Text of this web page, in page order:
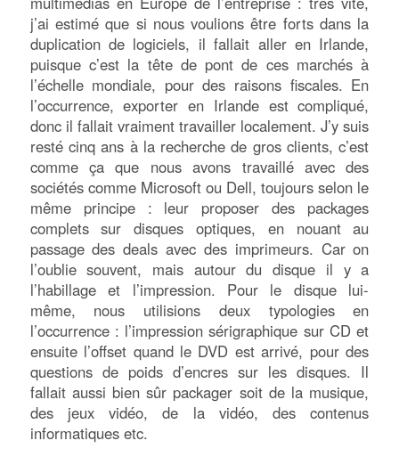
j’ai estimé que si nous voulions être forts dans la
duplication de logiciels, il fallait aller en Irlande,
puisque c’est la tête de pont de ces marchés à
l’échelle mondiale, pour des raisons fiscales. En
l’occurrence, exporter en Irlande est compliqué,
donc il fallait vraiment travailler localement. J’y suis
resté cinq ans à la recherche de gros clients, c’est
comme ça que nous avons travaillé avec des
sociétés comme Microsoft ou Dell, toujours selon le
même principe : leur proposer des packages
complets sur disques optiques, en nouant au
passage des deals avec des imprimeurs. Car on
l’oublie souvent, mais autour du disque il y a
l’habillage et l’impression. Pour le disque lui-
même, nous utilisions deux typologies en
l’occurrence : l’impression sérigraphique sur CD et
ensuite l’offset quand le DVD est arrivé, pour des
questions de poids d’encres sur les disques. Il
fallait aussi bien sûr packager soit de la musique,
des jeux vidéo, de la vidéo, des contenus
informatiques etc.